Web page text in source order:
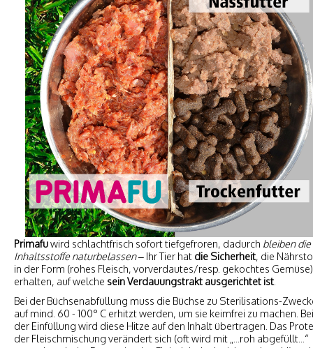
Primafuwird schlachtfrisch sofort tiefgefroren, dadurch bleiben die
Inhaltsstoffe naturbelassen– Ihr Tier hat die Sicherheit, die
in der Form (rohes Fleisch, vorverdautes/resp. gekochtes
erhalten, auf welche sein Verdauungstrakt ausgerichtet ist
Bei der Büchsenabfüllung muss die Büchse zu Sterilisations-
auf mind. 60 - 100° C erhitzt werden, um sie keimfrei zu machen. Bei
der Einfüllung wird diese Hitze auf den Inhalt übertragen. Das
der Fleischmischung verändert sich (oft wird mit „...roh abgefüllt...“